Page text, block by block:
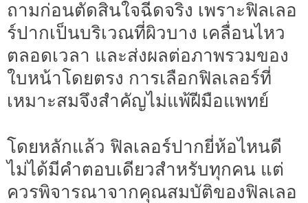
ถามก่อนตัดสินใจฉีดจริง เพราะฟิลเลอ
ร์ปากเป็นบริเวณที่ผิวบาง เคลื่อนไหว
ตลอดเวลา และส่งผลต่อภาพรวมของ
ใบหน้าโดยตรง การเลือกฟิลเลอร์ที่
เหมาะสมจึงสำคัญไม่แพ้ฝีมือแพทย์
โดยหลักแล้ว ฟิลเลอร์ปากยี่ห้อไหนดี
ไม่ได้มีคำตอบเดียวสำหรับทุกคน แต่
ควรพิจารณาจากคุณสมบัติของฟิลเลอ